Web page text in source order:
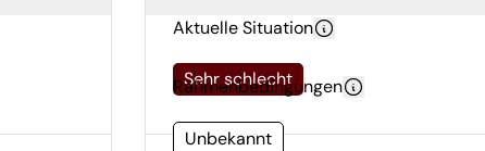
Aktuelle Situation
Sehr schlecht
Rahmenbedingungen
Unbekannt